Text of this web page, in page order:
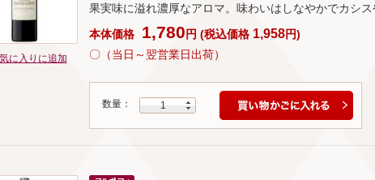
に入りに追加
果実味に溢れ濃厚なアロマ。味わいはしなやかでカシ
本体価格 1,780 円 (税込価格 1,958円)
〇（当日～翌営業日出荷）
数量： 1